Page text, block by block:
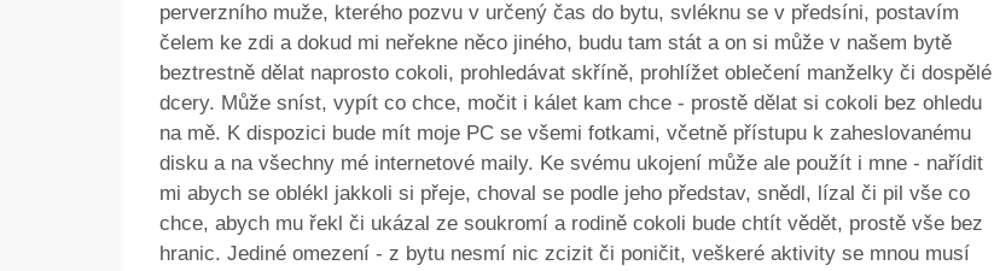
perverzního muže, kterého pozvu v určený čas do bytu, svléknu se v předsíni, postavím
čelem ke zdi a dokud mi neřekne něco jiného, budu tam stát a on si může v našem bytě
beztrestně dělat naprosto cokoli, prohledávat skříně, prohlížet oblečení manželky či dospělé
dcery. Může sníst, vypít co chce, močit i kálet kam chce - prostě dělat si cokoli bez ohledu
na mě. K dispozici bude mít moje PC se všemi fotkami, včetně přístupu k zaheslovanému
disku a na všechny mé internetové maily. Ke svému ukojení může ale použít i mne - nařídit
mi abych se oblékl jakkoli si přeje, choval se podle jeho představ, snědl, lízal či pil vše co
chce, abych mu řekl či ukázal ze soukromí a rodině cokoli bude chtít vědět, prostě vše bez
hranic. Jediné omezení - z bytu nesmí nic zcizit či poničit, veškeré aktivity se mnou musí